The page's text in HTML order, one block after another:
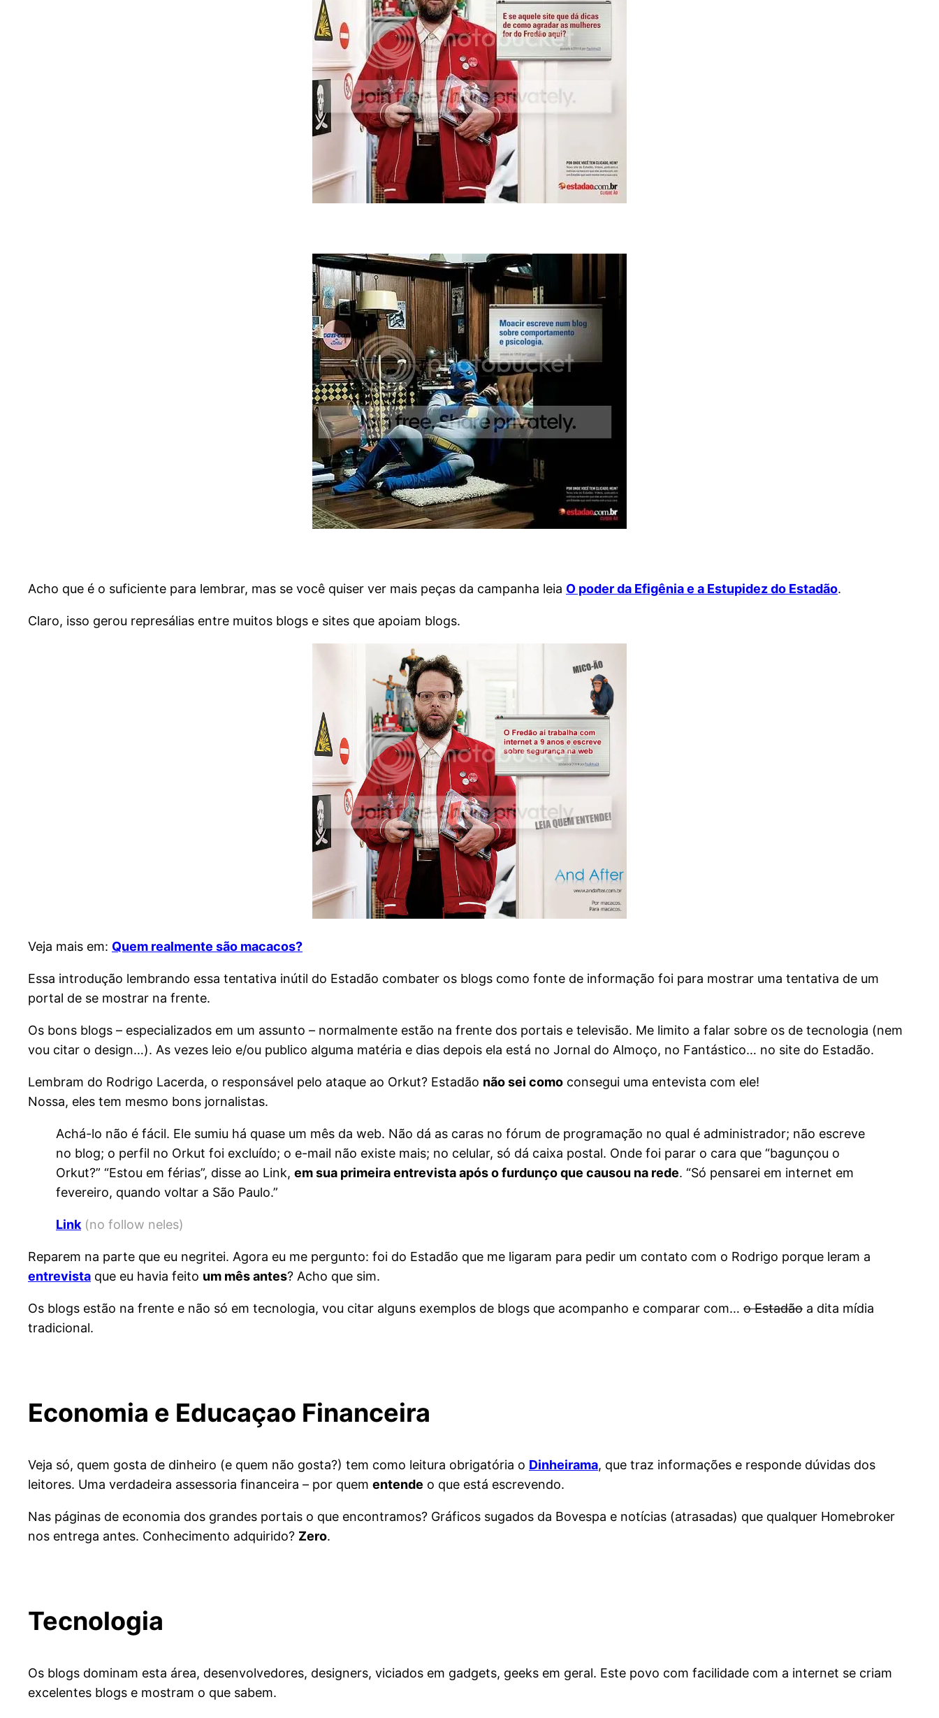
Acho que é o suficiente para lembrar, mas se você quiser ver mais peças da campanha leia O poder da Efigênia e a Estupidez do Estadão.
Claro, isso gerou represálias entre muitos blogs e sites que apoiam blogs.
Veja mais em: Quem realmente são macacos?
Essa introdução lembrando essa tentativa inútil do Estadão combater os blogs como fonte de informação foi para mostrar uma tentativa de um
portal de se mostrar na frente.
Os bons blogs – especializados em um assunto – normalmente estão na frente dos portais e televisão. Me limito a falar sobre os de tecnologia (nem
vou citar o design…). As vezes leio e/ou publico alguma matéria e dias depois ela está no Jornal do Almoço, no Fantástico… no site do Estadão.
Lembram do Rodrigo Lacerda, o responsável pelo ataque ao Orkut? Estadão não sei como consegui uma entevista com ele!
Nossa, eles tem mesmo bons jornalistas.
Achá-lo não é fácil. Ele sumiu há quase um mês da web. Não dá as caras no fórum de programação no qual é administrador; não escreve
no blog; o perfil no Orkut foi excluído; o e-mail não existe mais; no celular, só dá caixa postal. Onde foi parar o cara que “bagunçou o
Orkut?” “Estou em férias”, disse ao Link, em sua primeira entrevista após o furdunço que causou na rede. “Só pensarei em internet em
fevereiro, quando voltar a São Paulo.”
Link (no follow neles)
Reparem na parte que eu negritei. Agora eu me pergunto: foi do Estadão que me ligaram para pedir um contato com o Rodrigo porque leram a
entrevista que eu havia feito um mês antes? Acho que sim.
Os blogs estão na frente e não só em tecnologia, vou citar alguns exemplos de blogs que acompanho e comparar com… o Estadão a dita mídia
tradicional.
Economia e Educaçao Financeira
Veja só, quem gosta de dinheiro (e quem não gosta?) tem como leitura obrigatória o Dinheirama, que traz informações e responde dúvidas dos
leitores. Uma verdadeira assessoria financeira – por quem entende o que está escrevendo.
Nas páginas de economia dos grandes portais o que encontramos? Gráficos sugados da Bovespa e notícias (atrasadas) que qualquer Homebroker
nos entrega antes. Conhecimento adquirido? Zero.
Tecnologia
Os blogs dominam esta área, desenvolvedores, designers, viciados em gadgets, geeks em geral. Este povo com facilidade com a internet se criam
excelentes blogs e mostram o que sabem.